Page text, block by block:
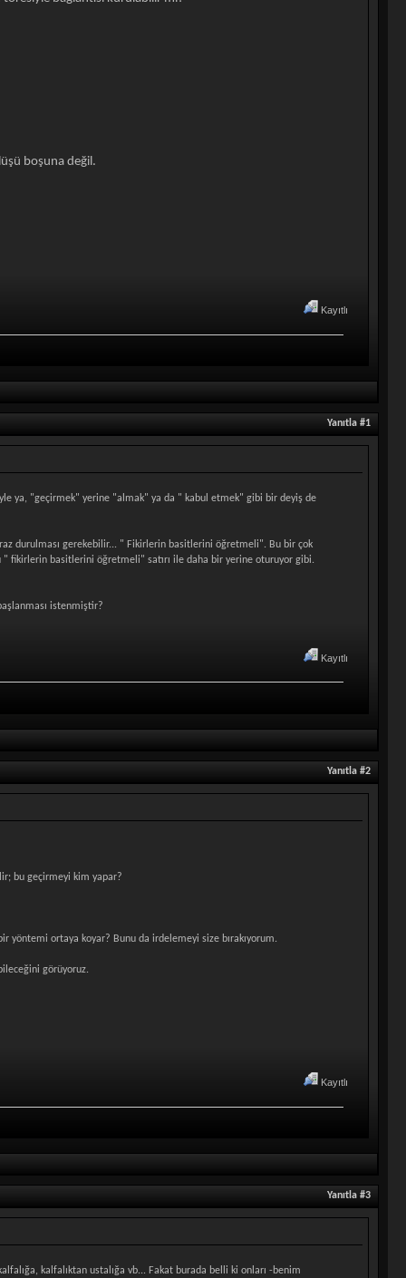
boşuna değil.
Kayıtlı
Yanıtla #1
ya, "geçirmek" yerine "almak" ya da " kabul etmek" gibi bir deyiş de
durulması gerekebilir... " Fikirlerin basitlerini öğretmeli". Bu bir çok
fikirlerin basitlerini öğretmeli" satırı ile daha bir yerine oturuyor gibi.
istenmiştir?
Kayıtlı
Yanıtla #2
bu geçirmeyi kim yapar?
yöntemi ortaya koyar? Bunu da irdelemeyi size bırakıyorum.
görüyoruz.
Kayıtlı
Yanıtla #3
kalfalıktan ustalığa vb... Fakat burada belli ki onları -benim